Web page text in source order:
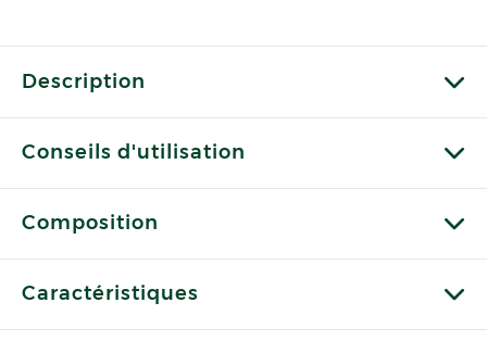
Description
Conseils d'utilisation
Composition
Caractéristiques